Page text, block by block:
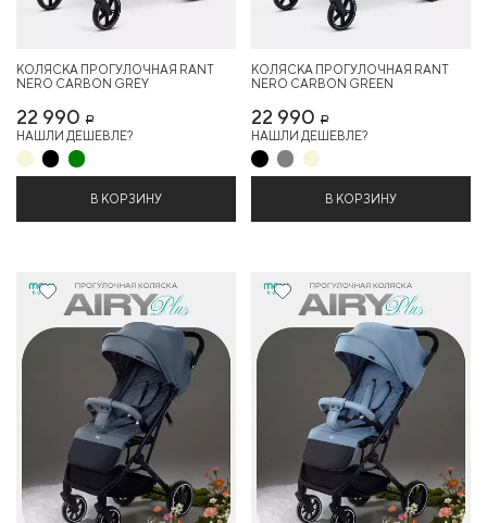
КОЛЯСКА ПРОГУЛОЧНАЯ RANT
NERO CARBON GREY
22 990 Р
НАШЛИ ДЕШЕВЛЕ?
В КОРЗИНУ
КОЛЯСКА ПРОГУЛОЧНАЯ RANT
NERO CARBON GREEN
22 990 Р
НАШЛИ ДЕШЕВЛЕ?
В КОРЗИНУ
14% 14%